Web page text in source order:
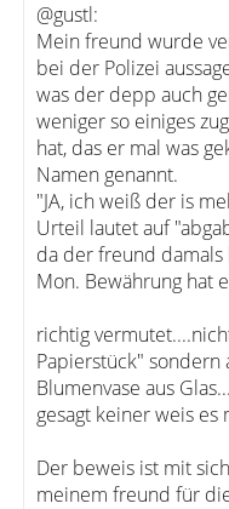
@gustl:
Mein freund wurde
bei der Polizei
was der depp auch
weniger so einiges
hat, das er mal was
Namen genannt.
"JA, ich weiß der is
Urteil lautet auf
da der freund
Mon. Bewährung hat
richtig
Papierstück" sondern
Blumenvase aus
gesagt keiner weis es
Der beweis ist mit
meinem freund für